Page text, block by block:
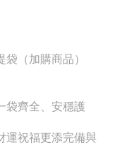
（加購商品）
袋齊全、安穩護
祝福更添完備與